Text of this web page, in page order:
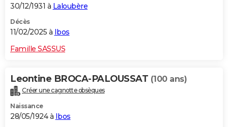
30/12/1931 à Laloubère
Décès
11/02/2025 à Ibos
Famille SASSUS
Leontine BROCA-PALOUSSAT (100 ans)
Créer une cagnotte obsèques
Naissance
28/05/1924 à Ibos